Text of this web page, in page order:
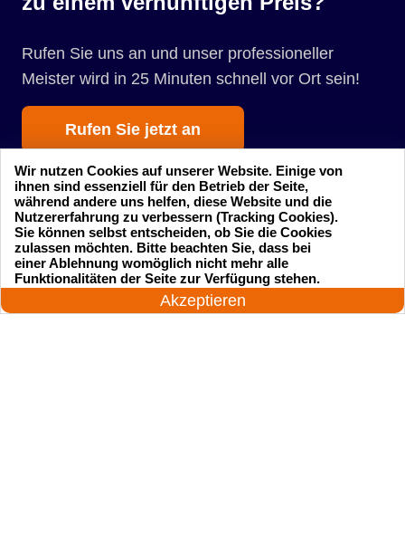
Rufen Sie uns an und unser professioneller
Meister wird in 25 Minuten schnell vor Ort sein!
Rufen Sie jetzt an
Startseite Einsatzgebiete
Preise
24 Stunden am Tag
Akzeptieren
Wir nutzen Cookies auf unserer Website. Einige von
ihnen sind essenziell für den Betrieb der Seite,
während andere uns helfen, diese Website und die
Nutzererfahrung zu verbessern (Tracking Cookies).
Sie können selbst entscheiden, ob Sie die Cookies
zulassen möchten. Bitte beachten Sie, dass bei
einer Ablehnung womöglich nicht mehr alle
Funktionalitäten der Seite zur Verfügung stehen.